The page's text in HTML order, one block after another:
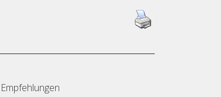
Empfehlungen